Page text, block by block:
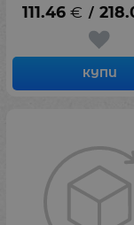
111.46 € /
КУПИ